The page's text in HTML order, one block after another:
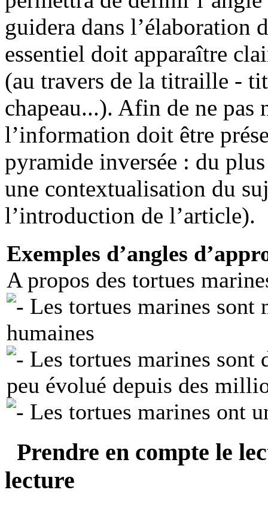
guidera dans l’élaboration
essentiel doit apparaître
(au travers de la titraille -
chapeau...). Afin de ne pas
l’information doit être
pyramide inversée : du
une contextualisation du
l’introduction de l’article).
Exemples d’angles
A propos des tortues
Les tortues marines sont
humaines
Les tortues marines sont
peu évolué depuis des
Les tortues marines ont
Prendre en compte le
lecture